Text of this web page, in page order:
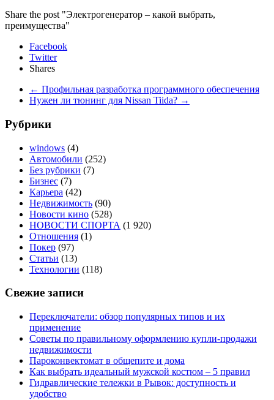
Share the post "Электрогенератор – какой выбрать,
преимущества"
Facebook
Twitter
Shares
← Профильная разработка программного обеспечения
Нужен ли тюнинг для Nissan Tiida? →
Рубрики
windows (4)
Автомобили (252)
Без рубрики (7)
Бизнес (7)
Карьера (42)
Недвижимость (90)
Новости кино (528)
НОВОСТИ СПОРТА (1 920)
Отношения (1)
Покер (97)
Статьи (13)
Технологии (118)
Свежие записи
Переключатели: обзор популярных типов и их
применение
Советы по правильному оформлению купли-продажи
недвижимости
Пароконвектомат в общепите и дома
Как выбрать идеальный мужской костюм – 5 правил
Гидравлические тележки в Рывок: доступность и
удобство